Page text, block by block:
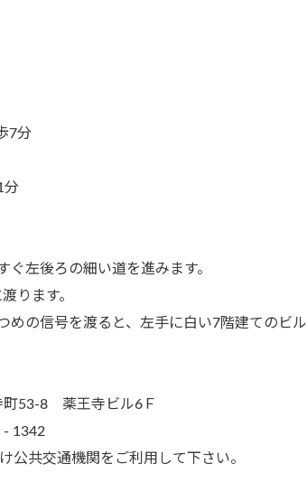
7分
分
左後ろの細い道を進みます。
ります。
めの信号を渡ると、左手に白い7階建てのビル
53-8 薬王寺ビル6Ｆ
- 1342
共交通機関をご利用して下さい。